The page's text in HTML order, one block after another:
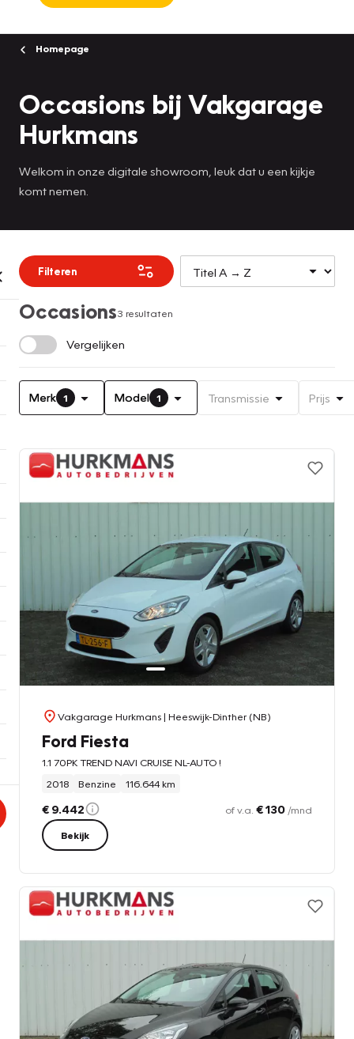
Homepage
Occasions bij Vakgarage
Hurkmans
Welkom in onze digitale showroom, leuk dat u een kijkje
komt nemen.
Filteren
Occasions3 resultaten
Vergelijken
Merk 1 Model 1 Transmissie Prijs
Vakgarage Hurkmans| Heeswijk-Dinther (NB)
Ford Fiesta
1.1 70PK TREND NAVI CRUISE NL-AUTO !
2018
Benzine 116.644 km
€ 9.442 of v.a. € 130 /mnd
Bekijk